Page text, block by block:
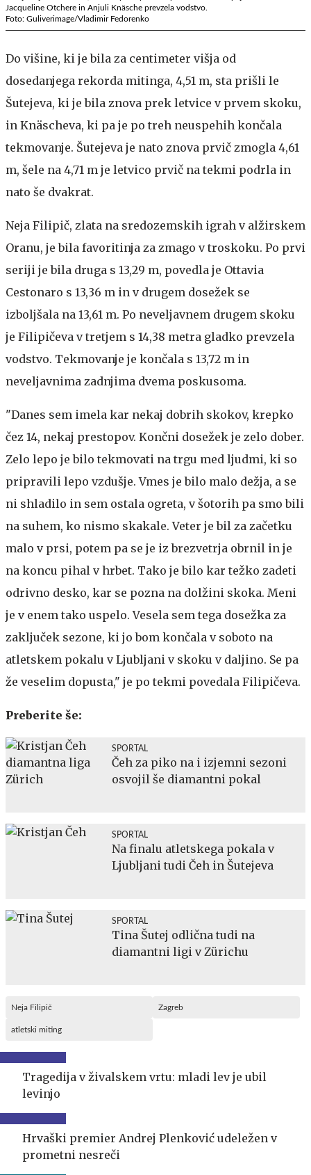
Jacqueline Otchere in Anjuli Knäsche prevzela vodstvo.
Foto: Guliverimage/Vladimir Fedorenko
Do višine, ki je bila za centimeter višja od
dosedanjega rekorda mitinga, 4,51 m, sta prišli le
Šutejeva, ki je bila znova prek letvice v prvem skoku,
in Knäscheva, ki pa je po treh neuspehih končala
tekmovanje. Šutejeva je nato znova prvič zmogla 4,61
m, šele na 4,71 m je letvico prvič na tekmi podrla in
nato še dvakrat.
Neja Filipič, zlata na sredozemskih igrah v alžirskem
Oranu, je bila favoritinja za zmago v troskoku. Po prvi
seriji je bila druga s 13,29 m, povedla je Ottavia
Cestonaro s 13,36 m in v drugem dosežek se
izboljšala na 13,61 m. Po neveljavnem drugem skoku
je Filipičeva v tretjem s 14,38 metra gladko prevzela
vodstvo. Tekmovanje je končala s 13,72 m in
neveljavnima zadnjima dvema poskusoma.
"Danes sem imela kar nekaj dobrih skokov, krepko
čez 14, nekaj prestopov. Končni dosežek je zelo dober.
Zelo lepo je bilo tekmovati na trgu med ljudmi, ki so
pripravili lepo vzdušje. Vmes je bilo malo dežja, a se
ni shladilo in sem ostala ogreta, v šotorih pa smo bili
na suhem, ko nismo skakale. Veter je bil za začetku
malo v prsi, potem pa se je iz brezvetrja obrnil in je
na koncu pihal v hrbet. Tako je bilo kar težko zadeti
odrivno desko, kar se pozna na dolžini skoka. Meni
je v enem tako uspelo. Vesela sem tega dosežka za
zaključek sezone, ki jo bom končala v soboto na
atletskem pokalu v Ljubljani v skoku v daljino. Se pa
že veselim dopusta," je po tekmi povedala Filipičeva.
Preberite še:
SPORTAL
Čeh za piko na i izjemni sezoni
osvojil še diamantni pokal
SPORTAL
Na finalu atletskega pokala v
Ljubljani tudi Čeh in Šutejeva
SPORTAL
Tina Šutej odlična tudi na
diamantni ligi v Zürichu
Neja Filipič Zagreb
atletski miting
Tragedija v živalskem vrtu: mladi lev je ubil
levinjo
Hrvaški premier Andrej Plenković udeležen v
prometni nesreči